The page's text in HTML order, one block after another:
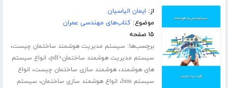
از: ایمان الیاسیان
موضوع:کتاب‌های مهندسی عمران
۱۵ صفحه
برچسب‌ها: سیستم مدیریت هوشمند ساختمان چیست،
سیستم مدیریت هوشمند ساختمان+pdf ، انواع سیستم
های هوشمند،هوشمند سازی ساختمان چیست، انواع
سیستم bms
، انواع هوشمند سازی ساختمان، سیستم